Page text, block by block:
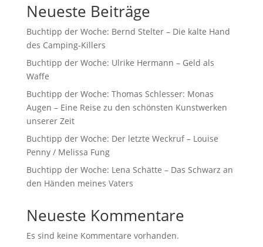
Neueste Beiträge
Buchtipp der Woche: Bernd Stelter – Die kalte Hand
des Camping-Killers
Buchtipp der Woche: Ulrike Hermann – Geld als
Waffe
Buchtipp der Woche: Thomas Schlesser: Monas
Augen – Eine Reise zu den schönsten Kunstwerken
unserer Zeit
Buchtipp der Woche: Der letzte Weckruf – Louise
Penny / Melissa Fung
Buchtipp der Woche: Lena Schätte – Das Schwarz an
den Händen meines Vaters
Neueste Kommentare
Es sind keine Kommentare vorhanden.